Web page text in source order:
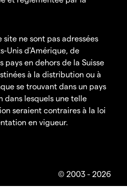
site ne sont pas adressées
Unis d'Amérique, de
pays en dehors de la Suisse
à la distribution ou à
se trouvant dans un pays
dans lesquels une telle
seraient contraires à la loi
en vigueur.
© 2003 - 2026